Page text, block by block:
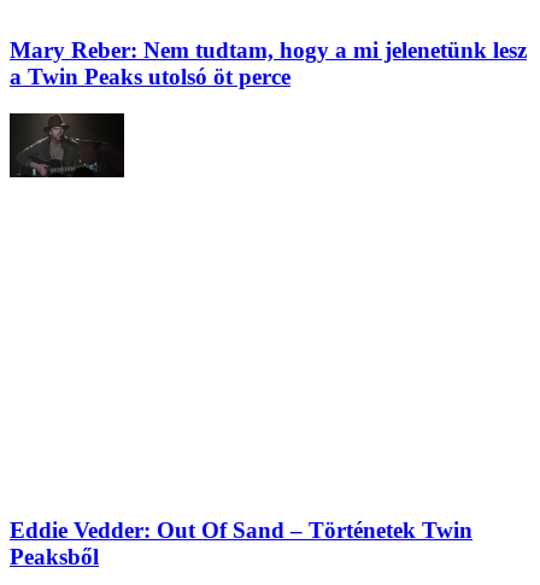
Mary Reber: Nem tudtam, hogy a mi jelenetünk lesz
a Twin Peaks utolsó öt perce
Eddie Vedder: Out Of Sand – Történetek Twin
Peaksből